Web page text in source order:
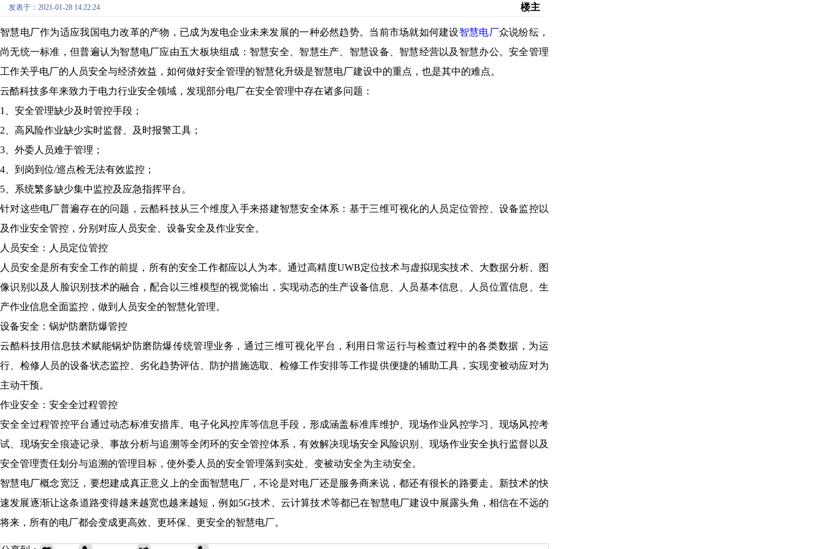
发表于：2021-01-28 14:22:24 楼主
智慧电厂作为适应我国电力改革的产物，已成为发电企业未来发展的一种必然趋势。当前市场就如何建设智慧电厂众说纷纭，
尚无统一标准，但普遍认为智慧电厂应由五大板块组成：智慧安全、智慧生产、智慧设备、智慧经营以及智慧办公。安全管理
工作关乎电厂的人员安全与经济效益，如何做好安全管理的智慧化升级是智慧电厂建设中的重点，也是其中的难点。
云酷科技多年来致力于电力行业安全领域，发现部分电厂在安全管理中存在诸多问题：
1、安全管理缺少及时管控手段；
2、高风险作业缺少实时监督、及时报警工具；
3、外委人员难于管理；
4、到岗到位/巡点检无法有效监控；
5 、系统繁多缺少集中监控及应急指挥平台。
针对这些电厂普遍存在的问题，云酷科技从三个维度入手来搭建智慧安全体系 ：基于三维可视化的人员定位管控、设备监控以
及作业安全管控，分别对应人员安全、设备安全及作业安全。
人员安全：人员定位管控
人员安全是所有安全工作的前提，所有的安全工作都应以人为本。通过高精度UWB定位技术与虚拟现实技术、大数据分析、图
像识别以及人脸识别技术的融合，配合以三维模型的视觉输出，实现动态的生产设备信息、人员基本信息、人员位置信息、生
产作业信息全面监控，做到人员安全的智慧化管理。
设备安全：锅炉防磨防爆管控
云酷科技用信息技术赋能锅炉防磨防爆传统管理业务，通过三维可视化平台，利用日常运行与检查过程中的各类数据，为运
行、检修人员的设备状态监控、劣化趋势评估、防护措施选取、检修工作安排等工作提供便捷的辅助工具，实现变被动应对为
主动干预。
作业安全：安全全过程管控
安全全过程管控平台通过动态标准安措库、电子化风控库等信息手段，形成涵盖标准库维护、现场作业风控学习、现场风控考
试、现场安全痕迹记录、事故分析与追溯等全闭环的安全管控体系，有效解决现场安全风险识别、现场作业安全执行监督以及
安全管理责任划分与追溯的管理目标，使外委人员的安全管理落到实处、变被动安全为主动安全。
智慧电厂概念宽泛，要想建成真正意义上的全面智慧电厂，不论是对电厂还是服务商来说，都还有很长的路要走。新技术的快
速发展逐渐让这条道路变得越来越宽也越来越短，例如5G技术、云计算技术等都已在智慧电厂建设中展露头角，相信在不远的
将来，所有的电厂都会变成更高效、更环保、更安全的智慧电厂。